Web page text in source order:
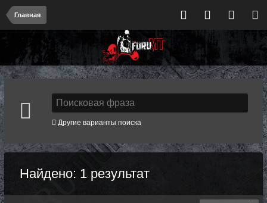
Главная
Другие варианты поиска
Найдено: 1 результат